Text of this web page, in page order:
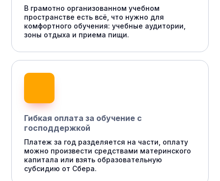
В грамотно организованном учебном
пространстве есть всё, что нужно для
комфортного обучения: учебные аудитории,
зоны отдыха и приема пищи.
Гибкая оплата за обучение с
господдержкой
Платеж за год разделяется на части, оплату
можно произвести средствами материнского
капитала или взять образовательную
субсидию от Сбера.